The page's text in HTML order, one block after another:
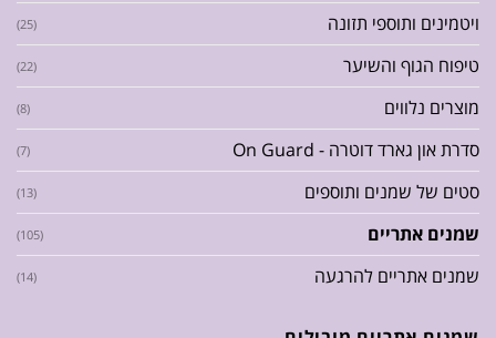
ויטמינים ותוספי תזונה (25)
טיפוח הגוף והשיער (22)
מוצרים נלווים (8)
סדרת און גארד דוטרה - On Guard (7)
סטים של שמנים ותוספים (13)
שמנים אתריים (105)
שמנים אתריים להרגעה (14)